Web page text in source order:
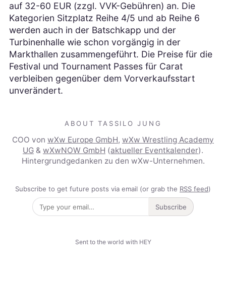
auf 32-60 EUR (zzgl. VVK-Gebühren) an. Die
Kategorien Sitzplatz Reihe 4/5 und ab Reihe 6
werden auch in der Batschkapp und der
Turbinenhalle wie schon vorgängig in der
Markthallen zusammengeführt. Die Preise für die
Festival und Tournament Passes für Carat
verbleiben gegenüber dem Vorverkaufsstart
unverändert.
ABOUT TASSILO JUNG
COO von wXw Europe GmbH, wXw Wrestling Academy
UG & wXwNOW GmbH (aktueller Eventkalender).
Hintergrundgedanken zu den wXw-Unternehmen.
Subscribe to get future posts via email (or grab the RSS feed)
Subscribe
Sent to the world with HEY